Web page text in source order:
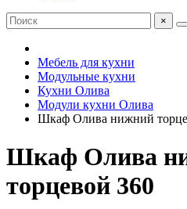
×
Мебель для кухни
Модульные кухни
Кухни Олива
Модули кухни Олива
Шкаф Олива нижний
Шкаф Олива
торцевой 360